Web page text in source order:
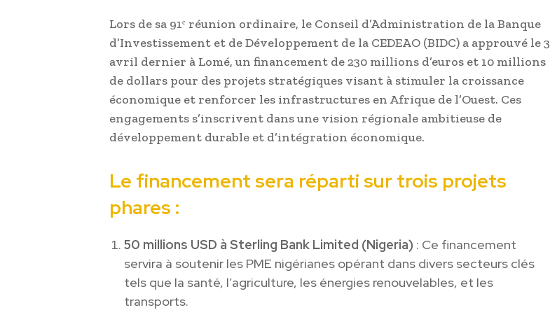
Lors de sa 91ᵉ réunion ordinaire, le Conseil d’Administration de la Banque
d’Investissement et de Développement de la CEDEAO (BIDC) a approuvé le 3
avril dernier à Lomé, un financement de 230 millions d’euros et 10 millions
de dollars pour des projets stratégiques visant à stimuler la croissance
économique et renforcer les infrastructures en Afrique de l’Ouest. Ces
engagements s’inscrivent dans une vision régionale ambitieuse de
développement durable et d’intégration économique.
Le financement sera réparti sur trois projets
phares :
50 millions USD à Sterling Bank Limited (Nigeria) : Ce financement
servira à soutenir les PME nigérianes opérant dans divers secteurs clés
tels que la santé, l’agriculture, les énergies renouvelables, et les
transports.